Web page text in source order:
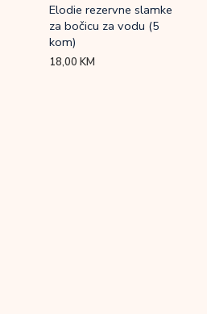
Elodie rezervne slamke
za bočicu za vodu (5
kom)
18,00KM